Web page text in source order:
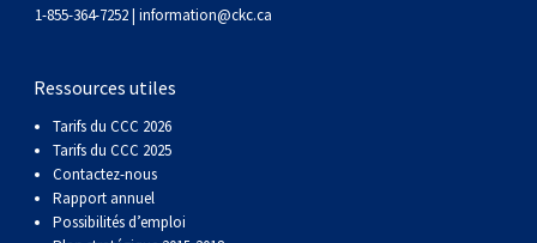
Sin
Pelo
lisse
poil
dur
de
Weimar
du
Tibet
Laika
de
1-855-364-7252 | information@ckc.ca
Ressources utiles
Tarifs du CCC 2026
Tarifs du CCC 2025
Contactez-nous
Rapport annuel
Possibilités d’emploi